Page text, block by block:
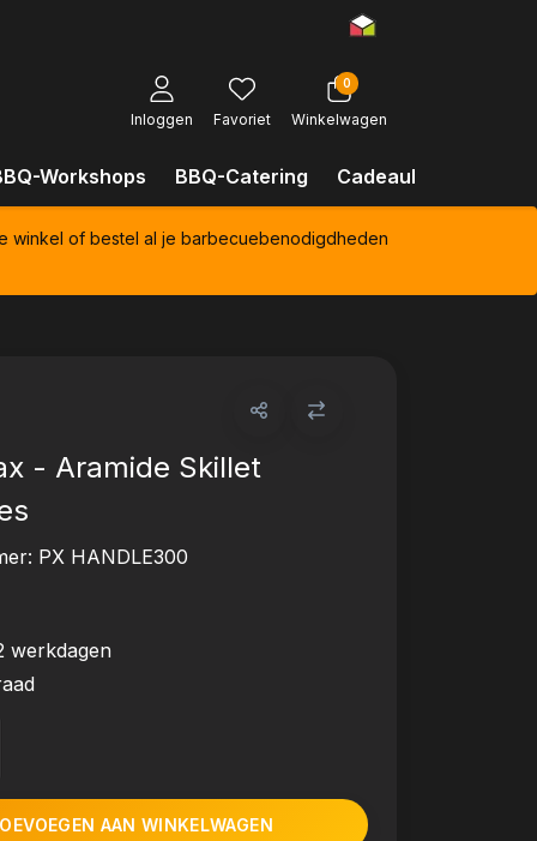
Inloggen Favoriet
0
Winkelwagen
Workshops BBQ-Catering Cadeaubonnen
winkel of bestel al je barbecuebenodigdheden
- Aramide Skillet
PX HANDLE300
werkdagen
AAN WINKELWAGEN